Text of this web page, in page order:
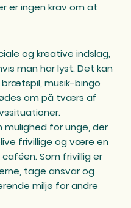
er ingen krav om at
og kreative indslag,
man har lyst. Det kan
musik-bingo
om på tværs af
mulighed for unge, der
frivillige og være en
Som frivillig er
tage ansvar og
miljø for andre